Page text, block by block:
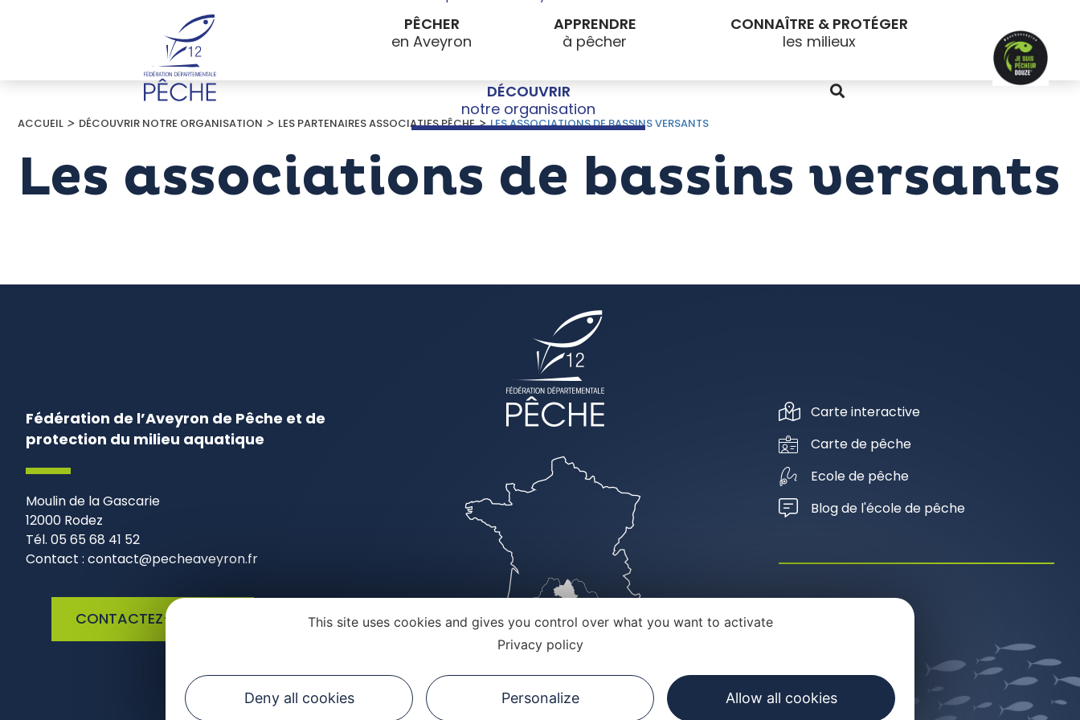
PÊCHER APPRENDRE CONNAÎTRE & PROTÉGER
DÉCOUVRIR
ACCUEIL > DÉCOUVRIR NOTRE ORGANISATION > LES PARTENAIRES ASSOCIATIFS PÊCHE > LES ASSOCIATIONS DE BASSINS VERSANTS
Les associations de bassins versants
Fédération de l’Aveyron de Pêche et de
protection du milieu aquatique
Moulin de la Gascarie
12000 Rodez
Tél. 05 65 68 41 52
Contact : contact@pecheaveyron.fr
CONTACTEZ-NOUS
Suivez-nous
Carte interactive
Carte de pêche
Ecole de pêche
Blog de l'école de pêche
This site uses cookies and gives you control over what you want to activate
Privacy policy
Allow all cookies
Personalize
Deny all cookies